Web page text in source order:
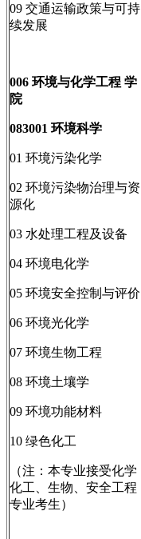
09 交通运输政策与可持
续发展
006 环境与化学工程 学
院
083001 环境科学
01 环境污染化学
02 环境污染物治理与资
源化
03 水处理工程及设备
04 环境电化学
05 环境安全控制与评价
06 环境光化学
07 环境生物工程
08 环境土壤学
09 环境功能材料
10 绿色化工
（注：本专业接受化学
化工、生物、安全工程
专业考生）